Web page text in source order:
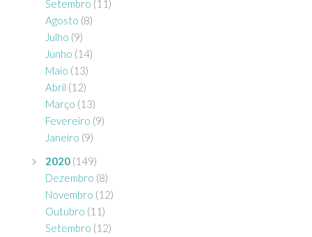
Setembro (11)
Agosto (8)
Julho (9)
Junho (14)
Maio (13)
Abril (12)
Março (13)
Fevereiro (9)
Janeiro (9)
2020 (149)
Dezembro (8)
Novembro (12)
Outubro (11)
Setembro (12)